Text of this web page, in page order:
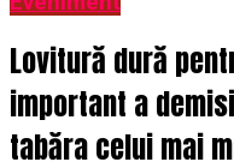
Lovitură dură
important a
tabăra celui mai